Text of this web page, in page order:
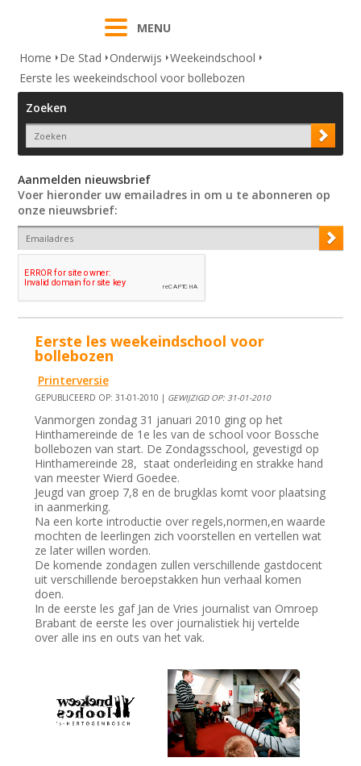
MENU
Home
De Stad Onderwijs Weekeindschool
Eerste les weekeindschool voor bollebozen
Zoeken
Aanmelden nieuwsbrief
Voer hieronder uw emailadres in om u te abonneren op
onze nieuwsbrief:
Eerste les weekeindschool voor
bollebozen
Printerversie
GEPUBLICEERD OP: 31-01-2010 | GEWIJZIGD OP: 31-01-2010
Vanmorgen zondag 31 januari 2010 ging op het
Hinthamereinde de 1e les van de school voor Bossche
bollebozen van start. De Zondagsschool, gevestigd op
Hinthamereinde 28, staat onderleiding en strakke hand
van meester Wierd Goedee.
Jeugd van groep 7,8 en de brugklas komt voor plaatsing
in aanmerking.
Na een korte introductie over regels,normen,en waarde
mochten de leerlingen zich voorstellen en vertellen wat
ze later willen worden.
De komende zondagen zullen verschillende gastdocent
uit verschillende beroepstakken hun verhaal komen
doen.
In de eerste les gaf Jan de Vries journalist van Omroep
Brabant de eerste les over journalistiek hij vertelde
over alle ins en outs van het vak.